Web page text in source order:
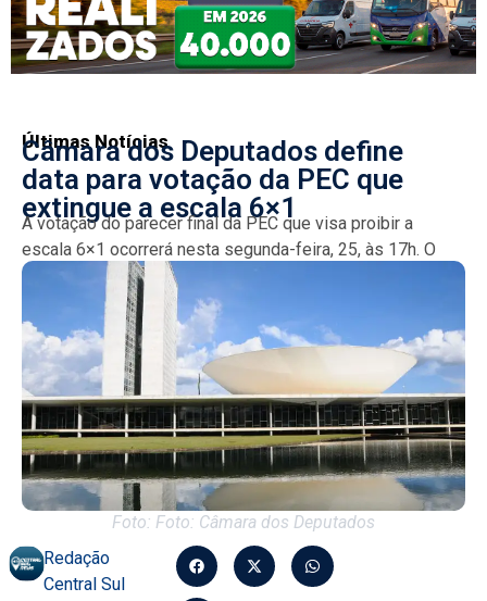
Últimas Notícias
Câmara dos Deputados define
data para votação da PEC que
extingue a escala 6×1
A votação do parecer final da PEC que visa proibir a
escala 6×1 ocorrerá nesta segunda-feira, 25, às 17h. O
relator Leo Prates enfrenta divergências...
Foto: Foto: Câmara dos Deputados
Redação
Central Sul